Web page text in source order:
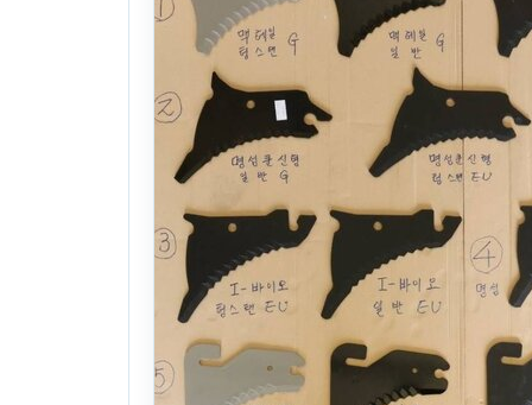
본체:
26식. 199일 전 (1229)
만원
찜하기